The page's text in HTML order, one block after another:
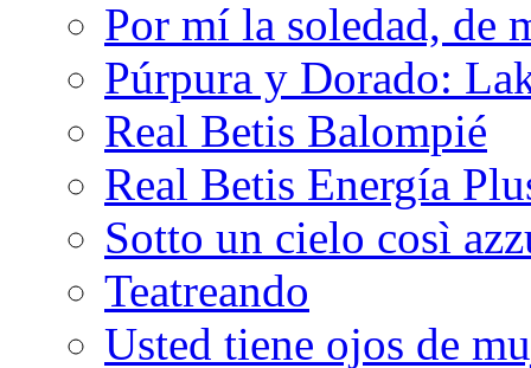
Por mí la soledad, de
Púrpura y Dorado:
Real Betis Balompié
Real Betis Energía
Sotto un cielo così
Teatreando
Usted tiene ojos de